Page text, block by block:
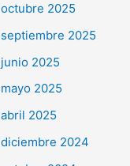
octubre 2025
septiembre 2025
junio 2025
mayo 2025
abril 2025
diciembre 2024